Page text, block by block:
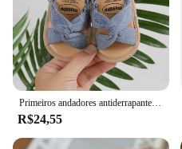
Primeiros andadores antiderrapantes para meninas infantis, sandálias de bebê, sapatos de nó arco, Princess Sole, sapatos de criança, 5 cores, novo produto, 2024
R$24,55